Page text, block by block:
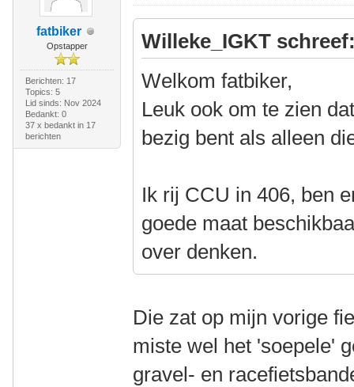
fatbiker
Opstapper
Berichten: 17
Topics: 5
Lid sinds: Nov 2024
Bedankt: 0
37 x bedankt in 17
berichten
Willeke_IGKT
Welkom fatbiker,
Leuk ook om te zien
bezig bent als alleen
Ik rij CCU in 406, ben
goede maat
over denken.
Die zat op mijn vorige
miste wel het 'soepele'
gravel- en